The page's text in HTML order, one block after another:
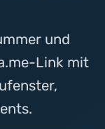
und
Link mit